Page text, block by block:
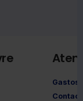
Gastos
Contacto